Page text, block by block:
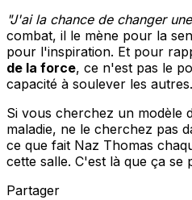
"J'ai la chance de changer
combat, il le mène pour la
pour l'inspiration. Et pour
de la force, ce n'est pas le
capacité à soulever les autres.
Si vous cherchez un modèle
maladie, ne le cherchez pas
ce que fait Naz Thomas
cette salle. C'est là que ça se
Partager